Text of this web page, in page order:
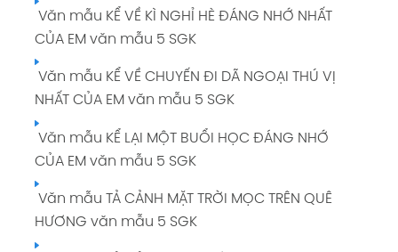
Văn mẫu KỂ VỀ KÌ NGHỈ HÈ ĐÁNG NHỚ NHẤT
CỦA EM văn mẫu 5 SGK
Văn mẫu KỂ VỀ CHUYẾN ĐI DÃ NGOẠI THÚ VỊ
NHẤT CỦA EM văn mẫu 5 SGK
Văn mẫu KỂ LẠI MỘT BUỔI HỌC ĐÁNG NHỚ
CỦA EM văn mẫu 5 SGK
Văn mẫu TẢ CẢNH MẶT TRỜI MỌC TRÊN QUÊ
HƯƠNG văn mẫu 5 SGK